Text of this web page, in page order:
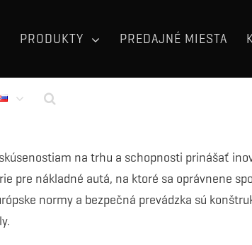
PRODUKTY PREDAJNÉ MIESTA
na trhu a schopnosti prinášať
pre nákladné autá, na ktoré sa oprávnene
normy a bezpečná prevádzka sú